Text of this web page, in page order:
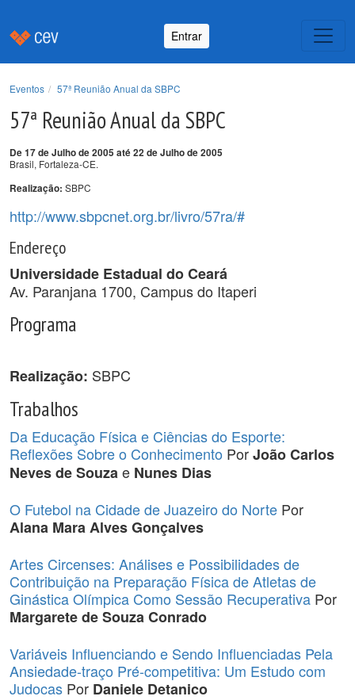
Entrar
Eventos 57ª Reunião Anual da SBPC
57ª Reunião Anual da SBPC
De 17 de Julho de 2005 até 22 de Julho de 2005
Brasil, Fortaleza-CE.
Realização: SBPC
http://www.sbpcnet.org.br/livro/57ra/#
Endereço
Universidade Estadual do Ceará
Av. Paranjana 1700, Campus do Itaperi
Programa
Realização: SBPC
Trabalhos
Da Educação Física e Ciências do Esporte:
Reflexões Sobre o Conhecimento PorJoão Carlos
Neves de Souzae Nunes Dias
O Futebol na Cidade de Juazeiro do Norte Por
Alana Mara Alves Gonçalves
Artes Circenses: Análises e Possibilidades de
Contribuição na Preparação Física de Atletas de
Ginástica Olímpica Como Sessão Recuperativa Por
Margarete de Souza Conrado
Variáveis Influenciando e Sendo Influenciadas Pela
Ansiedade-traço Pré-competitiva: Um Estudo com
Judocas Por Daniele Detanico